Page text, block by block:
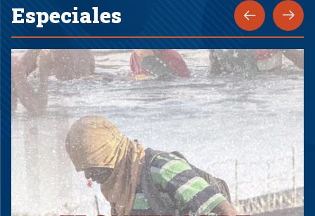
Especiales